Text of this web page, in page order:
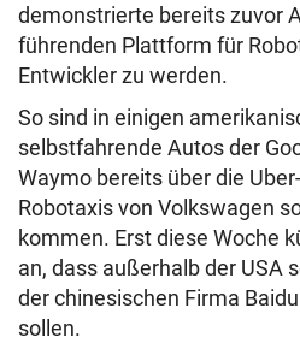
demonstrierte bereits zuvor
führenden Plattform für
Entwickler zu werden.
So sind in einigen
selbstfahrende Autos der
Waymo bereits über die
Robotaxis von Volkswagen
kommen. Erst diese Woche
an, dass außerhalb der USA
der chinesischen Firma
sollen.